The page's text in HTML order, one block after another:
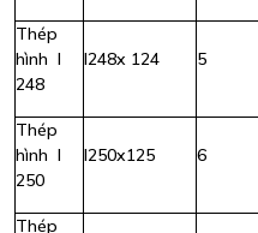
Thép
hình I
248
I248x 124 5
Thép
hình I
250
I250x125 6
Thép